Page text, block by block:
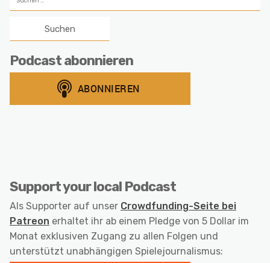
nach:
Podcast abonnieren
Support your local Podcast
Als Supporter auf unser Crowdfunding-Seite bei
Patreon erhaltet ihr ab einem Pledge von 5 Dollar im
Monat exklusiven Zugang zu allen Folgen und
unterstützt unabhängigen Spielejournalismus: